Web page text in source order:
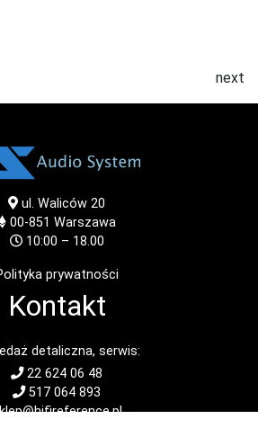
next
ul. Waliców 20
00-851 Warszawa
10:00 – 18.00
prywatności
Kontakt
detaliczna, serwis:
22 624 06 48
517 064 893